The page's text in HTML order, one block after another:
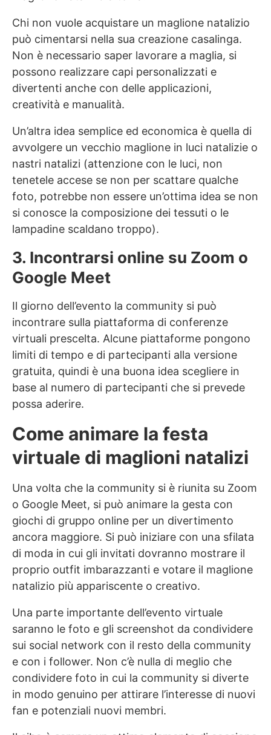
Chi non vuole acquistare un maglione natalizio
può cimentarsi nella sua creazione casalinga.
Non è necessario saper lavorare a maglia, si
possono realizzare capi personalizzati e
divertenti anche con delle applicazioni,
creatività e manualità.
Un’altra idea semplice ed economica è quella di
avvolgere un vecchio maglione in luci natalizie o
nastri natalizi (attenzione con le luci, non
tenetele accese se non per scattare qualche
foto, potrebbe non essere un’ottima idea se non
si conosce la composizione dei tessuti o le
lampadine scaldano troppo).
3. Incontrarsi online su Zoom o
Google Meet
Il giorno dell’evento la community si può
incontrare sulla piattaforma di conferenze
virtuali prescelta. Alcune piattaforme pongono
limiti di tempo e di partecipanti alla versione
gratuita, quindi è una buona idea scegliere in
base al numero di partecipanti che si prevede
possa aderire.
Come animare la festa
virtuale di maglioni natalizi
Una volta che la community si è riunita su Zoom
o Google Meet, si può animare la gesta con
giochi di gruppo online per un divertimento
ancora maggiore. Si può iniziare con una sfilata
di moda in cui gli invitati dovranno mostrare il
proprio outfit imbarazzanti e votare il maglione
natalizio più appariscente o creativo.
Una parte importante dell’evento virtuale
saranno le foto e gli screenshot da condividere
sui social network con il resto della community
e con i follower. Non c’è nulla di meglio che
condividere foto in cui la community si diverte
in modo genuino per attirare l’interesse di nuovi
fan e potenziali nuovi membri.